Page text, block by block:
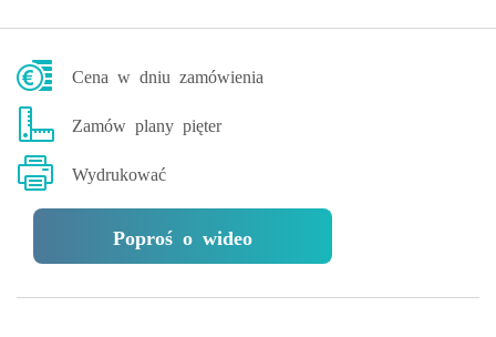
Cena w dniu zamówienia
Zamów plany pięter
Wydrukować
Poproś o wideo